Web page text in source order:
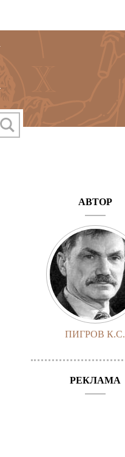
АВТОР
ПИГРОВ К.С.
РЕКЛАМА